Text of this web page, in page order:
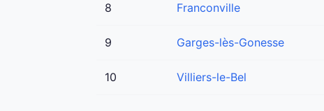
8 Franconville
9 Garges-lès-Gonesse
10 Villiers-le-Bel